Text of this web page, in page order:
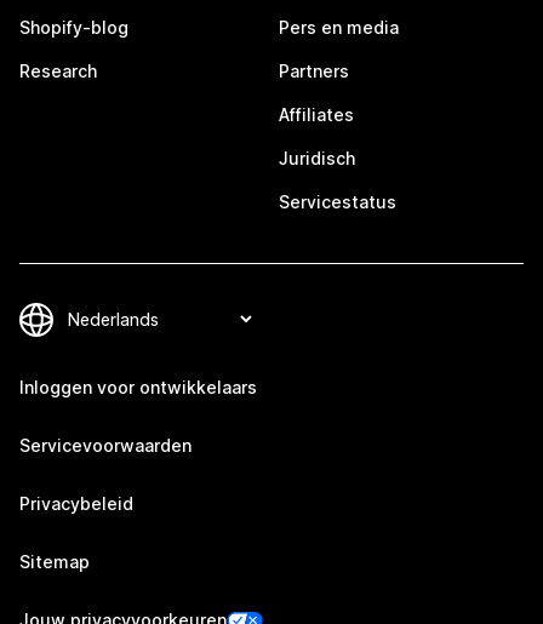
Shopify-blog
Research
Pers en media
Partners
Affiliates
Juridisch
Servicestatus
Inloggen voor ontwikkelaars
Servicevoorwaarden
Privacybeleid
Sitemap
Jouw privacyvoorkeuren